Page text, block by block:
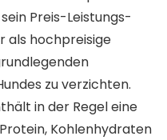
Preis-Leistungs-
als hochpreisige
zu verzichten.
in der Regel eine
Kohlenhydraten